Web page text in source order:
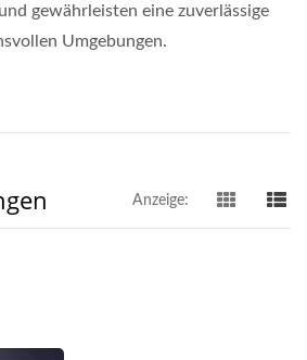
gewährleisten eine zuverlässige
Umgebungen.
Anzeige: